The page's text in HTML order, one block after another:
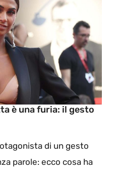
è una furia: il gesto
di un gesto
parole: ecco cosa ha